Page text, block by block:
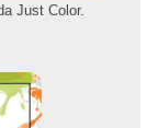
Just Color.